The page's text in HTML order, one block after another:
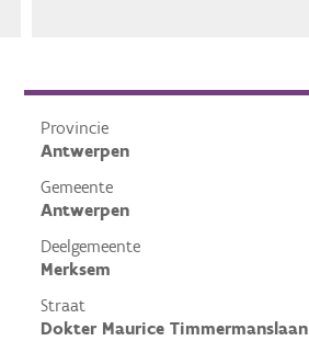
Provincie
Antwerpen
Gemeente
Antwerpen
Deelgemeente
Merksem
Straat
Dokter Maurice Timmermanslaan